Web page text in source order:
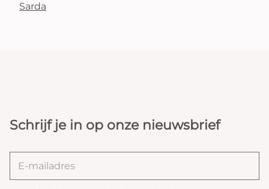
Sarda
Schrijf je in op onze nieuwsbrief